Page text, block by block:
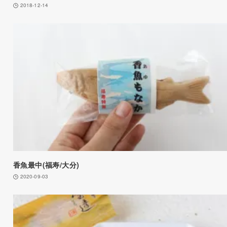
2018-12-14
香魚最中(福寿/大分)
2020-09-03